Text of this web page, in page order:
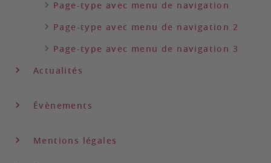
Page-type avec menu de navigation
Page-type avec menu de navigation 2
Page-type avec menu de navigation 3
Actualités
Évènements
Mentions légales